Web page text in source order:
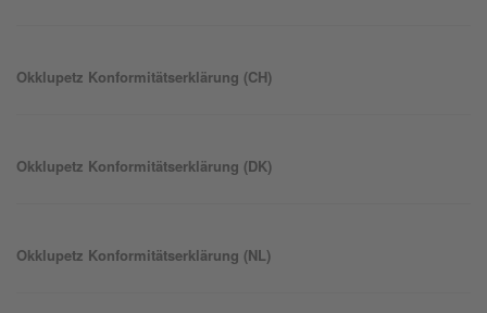
Okklupetz Konformitätserklärung (CH)
Okklupetz Konformitätserklärung (DK)
Okklupetz Konformitätserklärung (NL)